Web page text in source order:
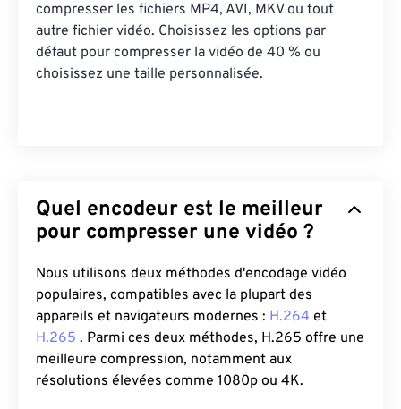
compresser les fichiers MP4, AVI, MKV ou tout
autre fichier vidéo. Choisissez les options par
défaut pour compresser la vidéo de 40 % ou
choisissez une taille personnalisée.
Quel encodeur est le meilleur
pour compresser une vidéo ?
Nous utilisons deux méthodes d'encodage vidéo
populaires, compatibles avec la plupart des
appareils et navigateurs modernes : H.264 et
H.265 . Parmi ces deux méthodes, H.265 offre une
meilleure compression, notamment aux
résolutions élevées comme 1080p ou 4K.